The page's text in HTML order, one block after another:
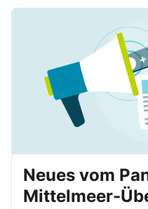
Neues vom
Mittelmeer-